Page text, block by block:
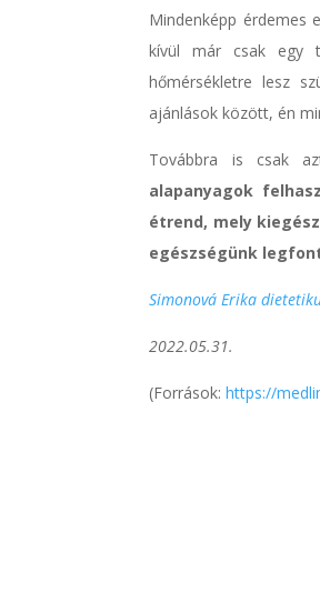
Mindenképp érdemes
kívül már csak egy
hőmérsékletre lesz
ajánlások között, én
Továbbra is csak
alapanyagok
étrend, mely
egészségünk
Simonová Erika
2022.05.31.
(Források:https://